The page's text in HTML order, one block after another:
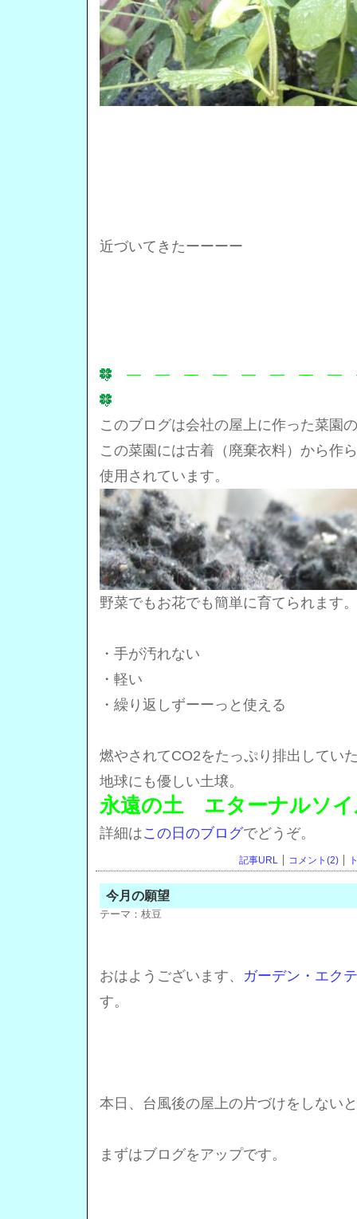
近づいてきたーーーー
― ― ― ― ― ― ― ―
このブログは会社の屋上に作った菜園
この菜園には古着（廃棄衣料）から作
使用されています。
野菜でもお花でも簡単に育てられます。
・手が汚れない
・軽い
・繰り返しずーーっと使える
燃やされてCO2をたっぷり排出してい
地球にも優しい土壌。
永遠の土 エターナルソ
詳細はこの日のブログでどうぞ。
記事URL コメント(2)
今月の願望
テーマ： 枝豆
おはようございます、 ガーデン・エク
す。
本日、台風後の屋上の片づけをしない
まずはブログをアップです。